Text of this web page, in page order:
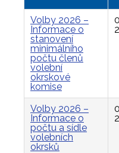
Volby 2026 –
Informace o
stanovení
minimálního
počtu členů
volební
okrskové
komise
Volby 2026 –
Informace o
počtu a sídle
volebních
okrsků